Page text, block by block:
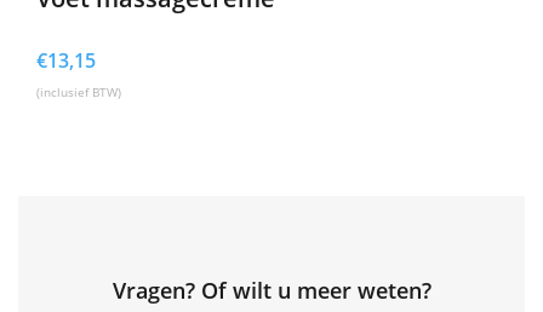
€13,15
(inclusief BTW)
Vragen? Of wilt u meer weten?